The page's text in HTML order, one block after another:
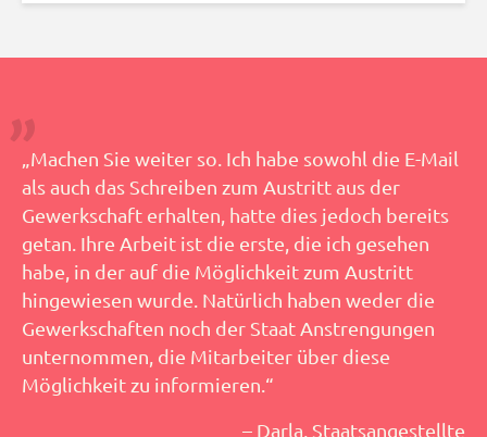
„Machen Sie weiter so. Ich habe sowohl die E-Mail
als auch das Schreiben zum Austritt aus der
Gewerkschaft erhalten, hatte dies jedoch bereits
getan. Ihre Arbeit ist die erste, die ich gesehen
habe, in der auf die Möglichkeit zum Austritt
hingewiesen wurde. Natürlich haben weder die
Gewerkschaften noch der Staat Anstrengungen
unternommen, die Mitarbeiter über diese
Möglichkeit zu informieren.“
– Darla, Staatsangestellte